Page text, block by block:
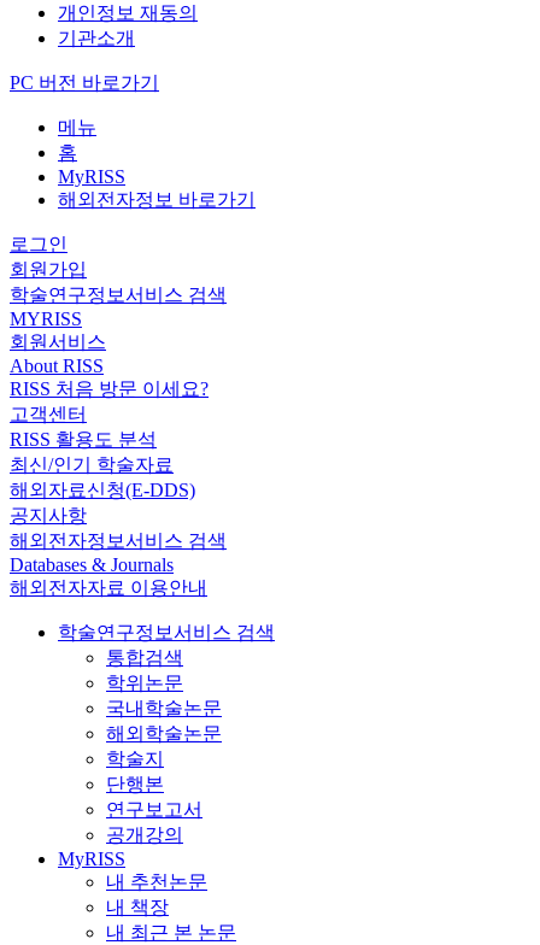
개인정보 재동의
기관소개
PC 버전 바로가기
메뉴
홈
MyRISS
해외전자정보 바로가기
로그인
회원가입
학술연구정보서비스 검색
MYRISS
회원서비스
About RISS
RISS 처음 방문 이세요?
고객센터
RISS 활용도 분석
최신/인기 학술자료
해외자료신청(E-DDS)
공지사항
해외전자정보서비스 검색
Databases & Journals
해외전자자료 이용안내
학술연구정보서비스 검색
통합검색
학위논문
국내학술논문
해외학술논문
학술지
단행본
연구보고서
공개강의
MyRISS
내 추천논문
내 책장
내 최근 본 논문